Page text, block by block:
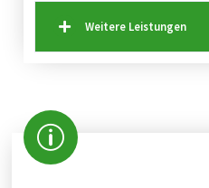
Weitere Leistungen